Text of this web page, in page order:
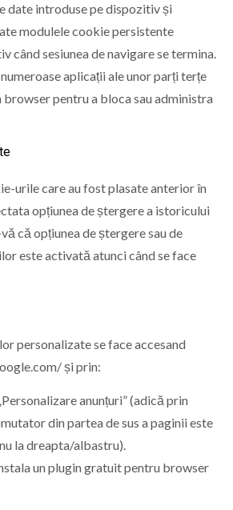
date introduse pe dispozitiv și
modulele cookie persistente
când sesiunea de navigare se termina.
aplicații ale unor parți terțe
browser pentru a bloca sau administra
urile care au fost plasate anterior în
opțiunea de ștergere a istoricului
că opțiunea de ștergere sau de
este activată atunci când se face
personalizate se face accesand
și prin:
anunțuri” (adică prin
din partea de sus a paginii este
la dreapta/albastru).
un plugin gratuit pentru browser